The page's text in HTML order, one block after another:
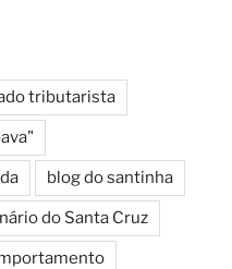
tributarista
blog do santinha
do Santa Cruz